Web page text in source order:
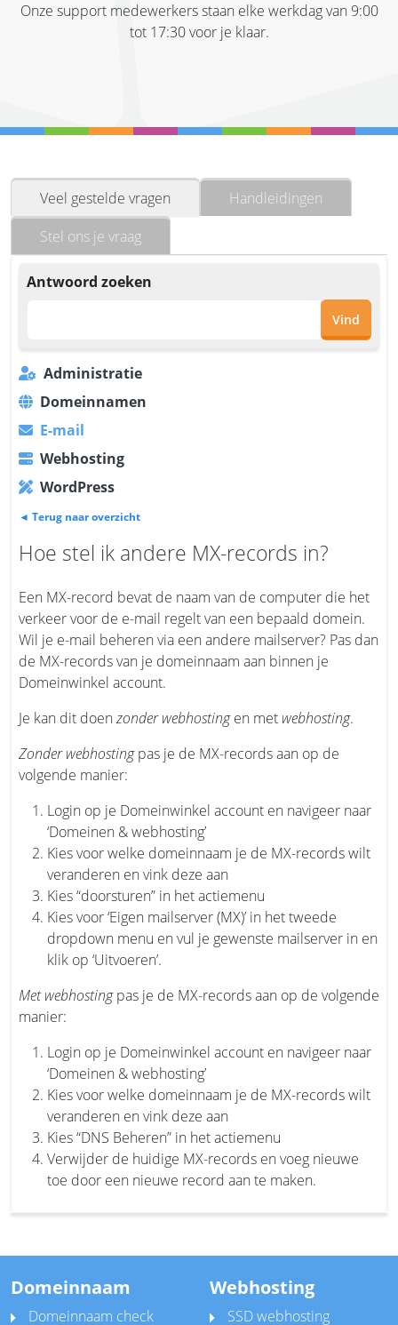
Onze support medewerkers staan elke werkdag van 9:00
tot 17:30 voor je klaar.
Veel gestelde vragen
Handleidingen
Stel ons je vraag
Antwoord zoeken
Vind
Administratie
Domeinnamen
E-mail
Webhosting
WordPress
◄ Terug naar overzicht
Hoe stel ik andere MX-records in?
Een MX-record bevat de naam van de computer die het
verkeer voor de e-mail regelt van een bepaald domein.
Wil je e-mail beheren via een andere mailserver? Pas dan
de MX-records van je domeinnaam aan binnen je
Domeinwinkel account.
Je kan dit doenzonder webhostingen met webhosting.
Zonder webhostingpas je de MX-records aan op de
volgende manier:
Login op je Domeinwinkel account en navigeer naar
‘Domeinen & webhosting’
Kies voor welke domeinnaam je de MX-records wilt
veranderen en vink deze aan
Kies “doorsturen” in het actiemenu
Kies voor ‘Eigen mailserver (MX)’ in het tweede
dropdown menu en vul je gewenste mailserver in en
klik op ‘Uitvoeren’.
Met webhostingpas je de MX-records aan op de volgende
manier:
Login op je Domeinwinkel account en navigeer naar
‘Domeinen & webhosting’
Kies voor welke domeinnaam je de MX-records wilt
veranderen en vink deze aan
Kies “DNS Beheren” in het actiemenu
Verwijder de huidige MX-records en voeg nieuwe
toe door een nieuwe record aan te maken.
Domeinnaam
Domeinnaam check
Webhosting
SSD webhosting